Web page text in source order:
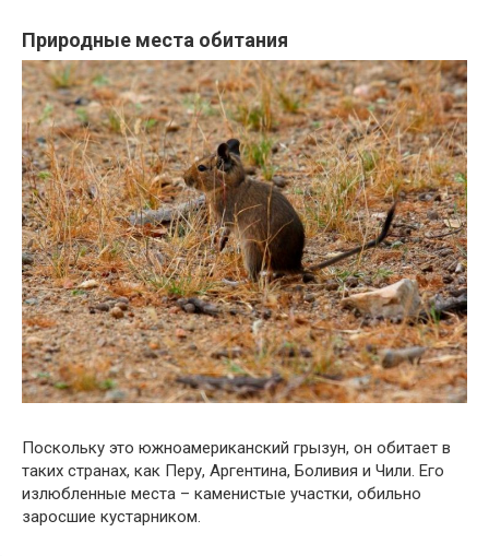
Природные места обитания
Поскольку это южноамериканский грызун, он обитает в
таких странах, как Перу, Аргентина, Боливия и Чили. Его
излюбленные места – каменистые участки, обильно
заросшие кустарником.